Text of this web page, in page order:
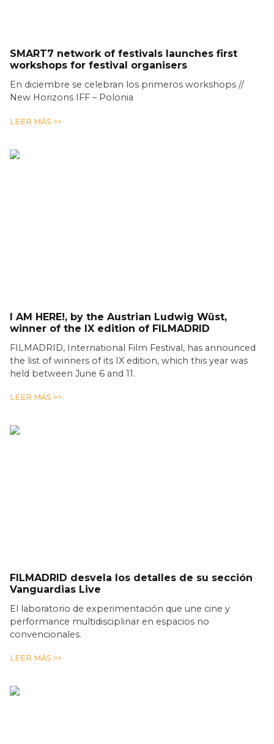
SMART7 network of festivals launches first
workshops for festival organisers
En diciembre se celebran los primeros workshops //
New Horizons IFF – Polonia
LEER MÁS >>
I AM HERE!, by the Austrian Ludwig Wüst,
winner of the IX edition of FILMADRID
FILMADRID, International Film Festival, has announced
the list of winners of its IX edition, which this year was
held between June 6 and 11.
LEER MÁS >>
FILMADRID desvela los detalles de su sección
Vanguardias Live
El laboratorio de experimentación que une cine y
performance multidisciplinar en espacios no
convencionales.
LEER MÁS >>